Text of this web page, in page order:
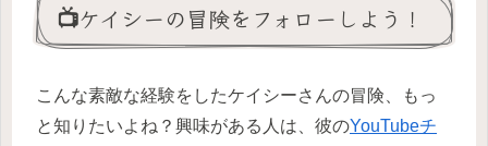
📺ケイシーの冒険をフォローしよう！
こんな素敵な経験をしたケイシーさんの冒険、もっ
と知りたいよね？興味がある人は、彼のYouTubeチ